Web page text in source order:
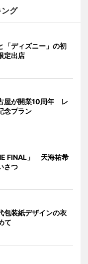
グ
「ディズニー」の初
定出店
屋が開業10周年 レ
念プラン
FINAL」 天海祐希
さつ
包装紙デザインの衣
て